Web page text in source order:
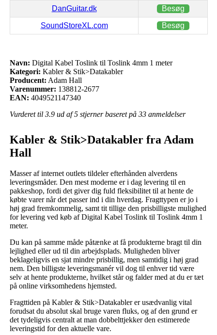
DanGuitar.dk Besøg
SoundStoreXL.com Besøg
Navn: Digital Kabel Toslink til Toslink 4mm 1 meter
Kategori: Kabler & Stik>Datakabler
Producent: Adam Hall
Varenummer: 138812-2677
EAN: 4049521147340
Vurderet til 3.9 ud af 5 stjerner baseret på 33 anmeldelser
Kabler & Stik>Datakabler fra Adam
Hall
Masser af internet outlets tildeler efterhånden alverdens
leveringsmåder. Den mest moderne er i dag levering til en
pakkeshop, fordi det giver dig fuld fleksibilitet til at hente de
købte varer når det passer ind i din hverdag. Fragttypen er jo i
høj grad fremkommelig, samt tit tillige den prisbilligste mulighed
for levering ved køb af Digital Kabel Toslink til Toslink 4mm 1
meter.
Du kan på samme måde påtænke at få produkterne bragt til din
lejlighed eller ud til din arbejdsplads. Muligheden bliver
beklageligvis en sjat mindre prisbillig, men samtidig i høj grad
nem. Den billigste leveringsmanér vil dog til enhver tid være
selv at hente produkterne, hvilket står og falder med at du er tæt
på online virksomhedens hjemsted.
Fragttiden på Kabler & Stik>Datakabler er usædvanlig vital
forudsat du absolut skal bruge varen fluks, og af den grund er
det tydeligvis centralt at man dobbelttjekker den estimerede
leveringstid for den aktuelle vare.